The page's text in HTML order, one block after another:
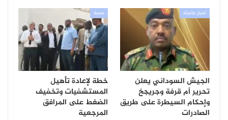
أخبار عاجلة
الجيش السوداني يعلن
تحرير أم قرفة وجريجخ
وإحكام السيطرة على طريق
الصادرات
صحة
خطة لإعادة تأهيل
المستشفيات وتخفيف
الضغط على المرافق
المرجعية